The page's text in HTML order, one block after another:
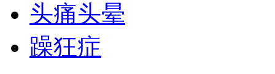
头痛头晕
躁狂症